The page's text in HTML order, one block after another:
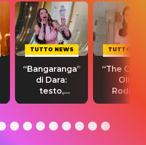
TUTTO NEWS
“Bangaranga”
di Dara:
testo,
traduzione e
del singolo
TUTTO
“The
Olivia
testo,